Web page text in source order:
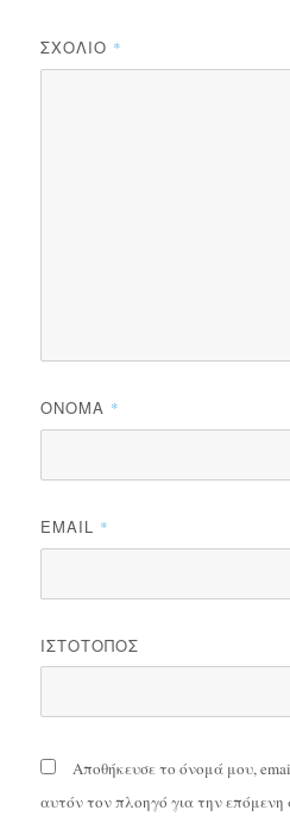
ΣΧΌΛΙΟ *
ΌΝΟΜΑ *
EMAIL *
ΙΣΤΌΤΟΠΟΣ
Αποθήκευσε το όνομά μου,
αυτόν τον πλοηγό για την